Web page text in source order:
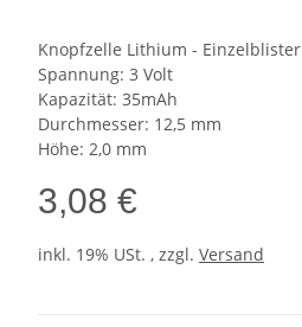
Knopfzelle Lithium - Einzelblister
Spannung: 3 Volt
Kapazität: 35mAh
Durchmesser: 12,5 mm
Höhe: 2,0 mm
3,08 €
inkl. 19% USt. , zzgl. Versand